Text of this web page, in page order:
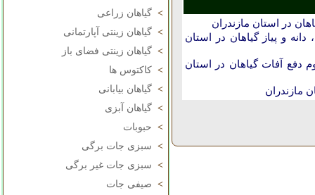
> گیاهان زراعی
> گیاهان زینتی آپارتمانی
> گیاهان زینتی فضای باز
> کاکتوس ها
> گیاهان بیابانی
> گیاهان آبزی
> حبوبات
> سبزی جات برگی
> سبزی جات غیر برگی
> صیفی جات
در استان مازندران
و پیاز گیاهان در استان
آفات گیاهان در استان
مازندران